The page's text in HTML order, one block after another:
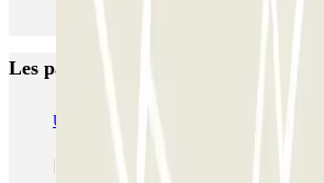
Les parkings les mieux notés à
URBIS PARK Jacques Cartier (INDIGO) -